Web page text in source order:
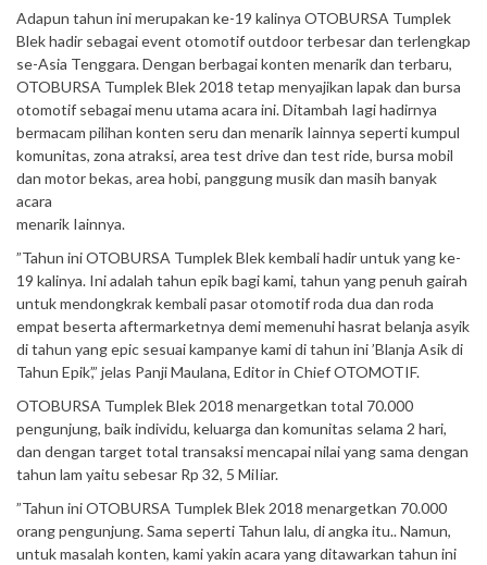
Adapun tahun ini merupakan ke-19 kalinya OTOBURSA Tumplek
Blek hadir sebagai event otomotif outdoor terbesar dan terlengkap
se-Asia Tenggara. Dengan berbagai konten menarik dan terbaru,
OTOBURSA Tumplek Blek 2018 tetap menyajikan lapak dan bursa
otomotif sebagai menu utama acara ini. Ditambah Iagi hadirnya
bermacam pilihan konten seru dan menarik Iainnya seperti kumpul
komunitas, zona atraksi, area test drive dan test ride, bursa mobil
dan motor bekas, area hobi, panggung musik dan masih banyak
acara
menarik Iainnya.
”Tahun ini OTOBURSA Tumplek Blek kembali hadir untuk yang ke-
19 kalinya. Ini adalah tahun epik bagi kami, tahun yang penuh gairah
untuk mendongkrak kembali pasar otomotif roda dua dan roda
empat beserta aftermarketnya demi memenuhi hasrat belanja asyik
di tahun yang epic sesuai kampanye kami di tahun ini ’Blanja Asik di
Tahun Epik’,” jelas Panji Maulana, Editor in Chief OTOMOTIF.
OTOBURSA Tumplek Blek 2018 menargetkan total 70.000
pengunjung, baik individu, keluarga dan komunitas selama 2 hari,
dan dengan target total transaksi mencapai nilai yang sama dengan
tahun lam yaitu sebesar Rp 32, 5 MiIiar.
”Tahun ini OTOBURSA Tumplek Blek 2018 menargetkan 70.000
orang pengunjung. Sama seperti Tahun lalu, di angka itu.. Namun,
untuk masalah konten, kami yakin acara yang ditawarkan tahun ini